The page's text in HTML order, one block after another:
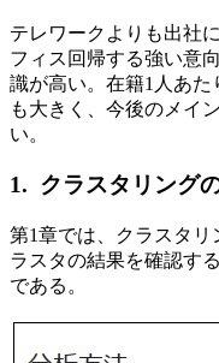
テレワークよりも出社
フィス回帰する強い意
識が高い。在籍1人あた
も大きく、今後のメイ
い。
1. クラスタリング
第1章では、クラスタ
ラスタの結果を確認す
である。